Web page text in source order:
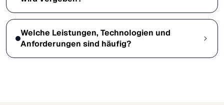
Welche Leistungen, Technologien und
Anforderungen sind häufig?